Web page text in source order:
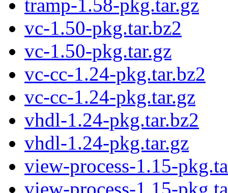
tramp-1.58-pkg.tar.gz
vc-1.50-pkg.tar.bz2
vc-1.50-pkg.tar.gz
vc-cc-1.24-pkg.tar.bz2
vc-cc-1.24-pkg.tar.gz
vhdl-1.24-pkg.tar.bz2
vhdl-1.24-pkg.tar.gz
view-process-1.15-
view-process-1.15-